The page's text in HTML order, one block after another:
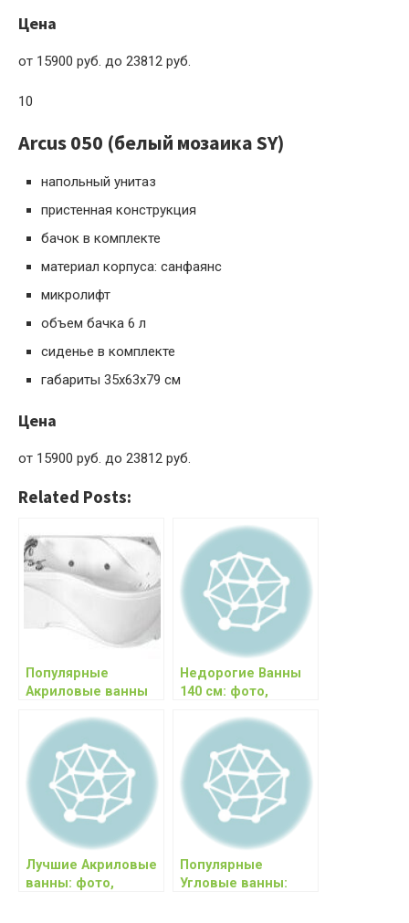
Цена
от 15900 руб. до 23812 руб.
10
Arcus 050 (белый мозаика SY)
напольный унитаз
пристенная конструкция
бачок в комплекте
материал корпуса: санфаянс
микролифт
объем бачка 6 л
сиденье в комплекте
габариты 35x63x79 см
Цена
от 15900 руб. до 23812 руб.
Related Posts:
Популярные
Акриловые ванны
характеристики,
цены, отзывы
Недорогие Ванны
140 см: фото,
цены, отзывы
Лучшие Акриловые
ванны: фото,
Популярные
Угловые ванны: